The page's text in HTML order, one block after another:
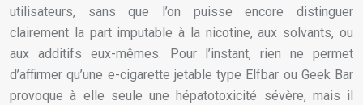
utilisateurs, sans que l’on puisse encore distinguer
clairement la part imputable à la nicotine, aux solvants, ou
aux additifs eux-mêmes. Pour l’instant, rien ne permet
d’affirmer qu’une e-cigarette jetable type Elfbar ou Geek Bar
provoque à elle seule une hépatotoxicité sévère, mais il